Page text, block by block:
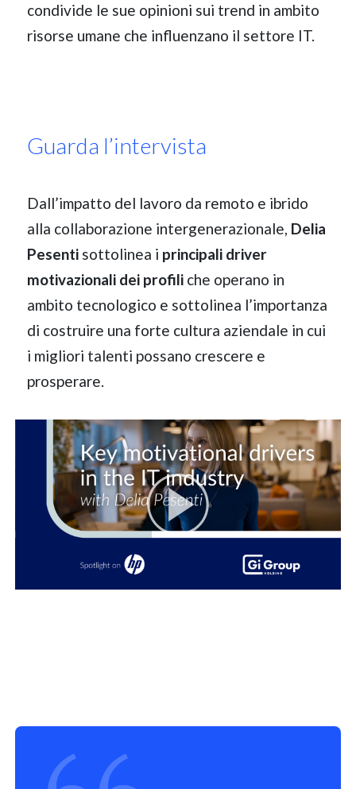
condivide le sue opinioni sui trend in ambito
risorse umane che influenzano il settore IT.
Guarda l’intervista
Dall’impatto del lavoro da remoto e ibrido
alla collaborazione intergenerazionale, Delia
Pesentisottolinea i principali driver
motivazionali dei profiliche operano in
ambito tecnologico e sottolinea l’importanza
di costruire una forte cultura aziendale in cui
i migliori talenti possano crescere e
prosperare.
Riproduci